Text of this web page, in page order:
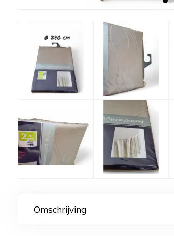
Omschrijving